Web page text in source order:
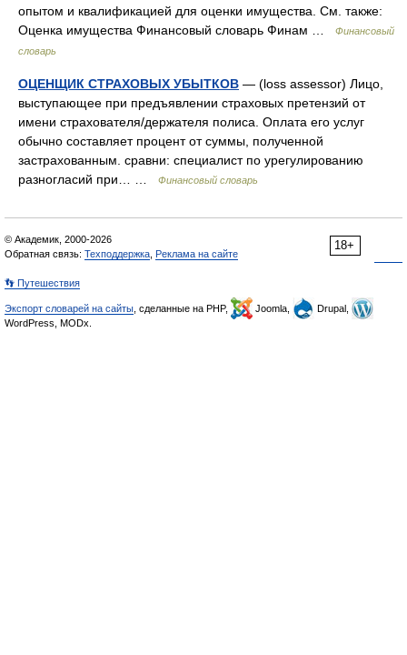
опытом и квалификацией для оценки имущества. См. также:
Оценка имущества Финансовый словарь Финам …
Финансовый
словарь
ОЦЕНЩИК СТРАХОВЫХ УБЫТКОВ — (loss assessor) Лицо,
выступающее при предъявлении страховых претензий от
имени страхователя/держателя полиса. Оплата его услуг
обычно составляет процент от суммы, полученной
застрахованным. сравни: специалист по урегулированию
разногласий при… …
Финансовый словарь
18+
© Академик, 2000-2026
Обратная связь: Техподдержка Реклама на сайте
👣 Путешествия
Экспорт словарей на сайты , сделанные на PHP, Joomla,
Drupal,
WordPress, MODx.